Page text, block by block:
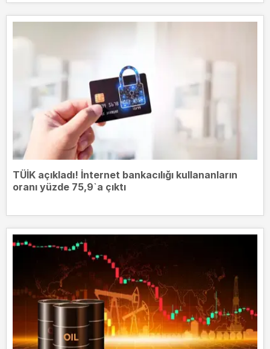
TÜİK açıkladı! İnternet bankacılığı kullananların
oranı yüzde 75,9`a çıktı